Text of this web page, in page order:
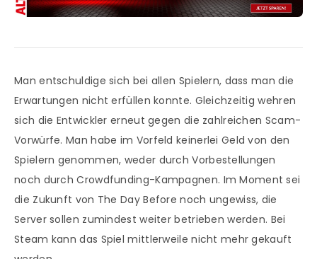
Man entschuldige sich bei allen Spielern, dass man die
Erwartungen nicht erfüllen konnte. Gleichzeitig wehren
sich die Entwickler erneut gegen die zahlreichen Scam-
Vorwürfe. Man habe im Vorfeld keinerlei Geld von den
Spielern genommen, weder durch Vorbestellungen
noch durch Crowdfunding-Kampagnen. Im Moment sei
die Zukunft von The Day Before noch ungewiss, die
Server sollen zumindest weiter betrieben werden. Bei
Steam kann das Spiel mittlerweile nicht mehr gekauft